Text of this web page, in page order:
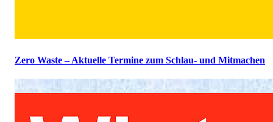
Zero Waste – Aktuelle Termine zum Schlau- und Mitmachen